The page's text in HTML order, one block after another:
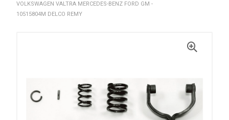
VOLKSWAGEN VALTRA MERCEDES-BENZ FORD GM -
10515804M DELCO REMY